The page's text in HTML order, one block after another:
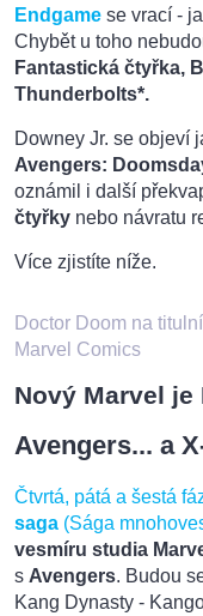
Endgame se vrací -
Chybět u toho
Fantastická čtyřka,
Thunderbolts*.
Downey Jr. se objeví
Avengers:
oznámil i další
čtyřky nebo návratu
Více zjistíte níže.
Doctor Doom na
Marvel Comics
Nový Marvel je
Avengers... a
Čtvrtá, pátá a šestá
saga (Sága
vesmíru studia
s Avengers. Budou
Kang Dynasty -